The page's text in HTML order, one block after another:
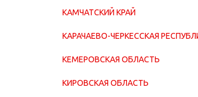
КАМЧАТСКИЙ КРАЙ
КАРАЧАЕВО-ЧЕРКЕССКАЯ
КЕМЕРОВСКАЯ ОБЛАСТЬ
КИРОВСКАЯ ОБЛАСТЬ